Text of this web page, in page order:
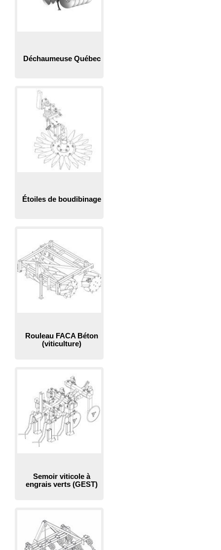
Déchaumeuse Québec
Étoiles de boudibinage
Rouleau FACA Béton
(viticulture)
Semoir viticole à
engrais verts (GEST)